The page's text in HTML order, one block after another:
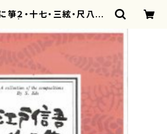
箏２・十七・三絃・尺八江